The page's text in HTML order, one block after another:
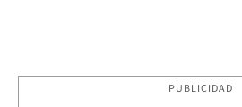
PUBLICIDAD